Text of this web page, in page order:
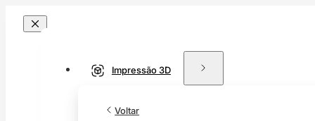
Impressão 3D
Voltar